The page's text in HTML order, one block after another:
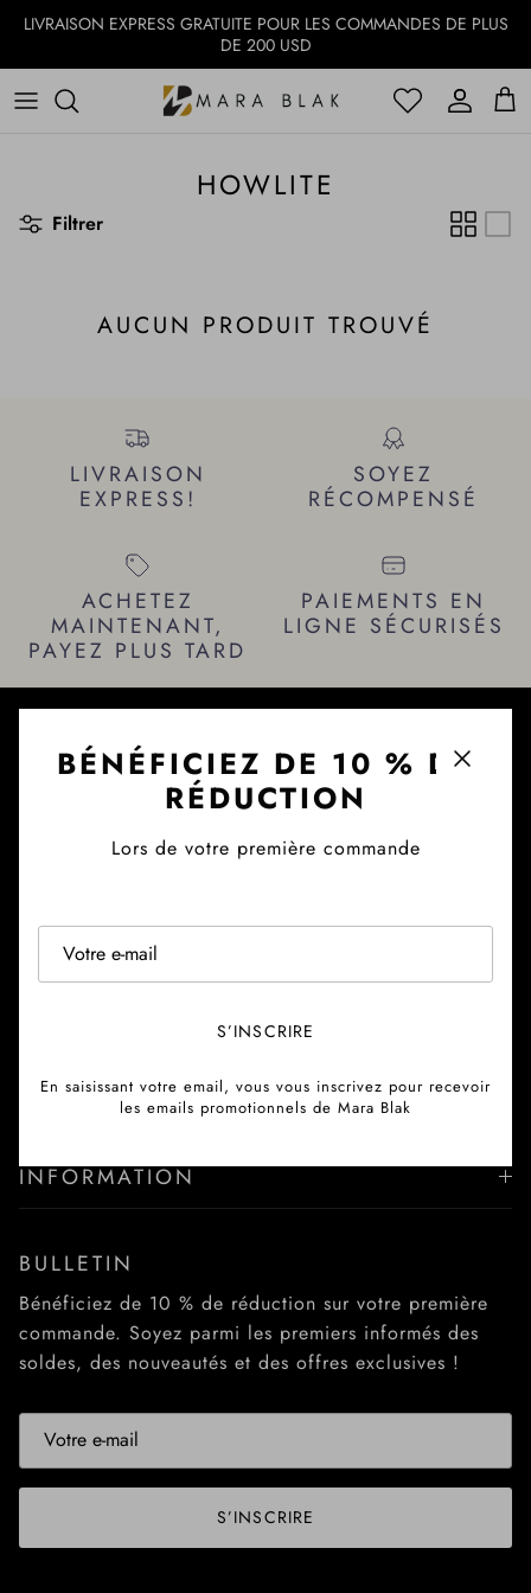
Aller au contenu
LIVRAISON EXPRESS GRATUITE POUR LES COMMANDES DE PLUS
DE 200 USD
CompteCompte
HOWLITE
Filtrer
AUCUN PRODUIT TROUVÉ
LIVRAISON
EXPRESS!
SOYEZ
RÉCOMPENSÉ
ACHETEZ
MAINTENANT,
PAYEZ PLUS TARD
PAIEMENTS EN
LIGNE SÉCURISÉS
À PROPOS
récompensé. Nouvelles tendances, nouvelles
Facebook
YouTube
Instagram
TikTokPinterest
Twitter
INFORMATION
BULLETIN
Bénéficiez de 10 % de réduction sur votre première
commande. Soyez parmi les premiers informés des
soldes, des nouveautés et des offres exclusives !
S’INSCRIRE
BÉNÉFICIEZ DE 10 % DE
RÉDUCTION
Lors de votre première commande
S’INSCRIRE
En saisissant votre email, vous vous inscrivez pour recevoir
les emails promotionnels de Mara Blak